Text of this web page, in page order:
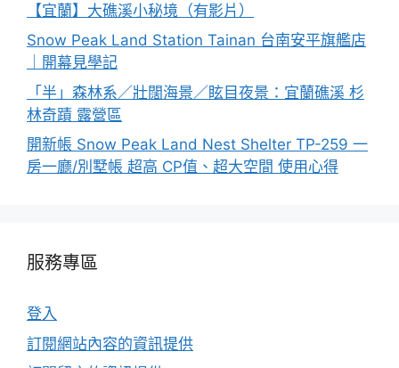
【宜蘭】大礁溪小秘境（有影片）
Snow Peak Land Station Tainan 台南安平旗艦店
｜開幕見學記
「半」森林系／壯闊海景／眩目夜景：宜蘭礁溪 杉
林奇蹟 露營區
開新帳 Snow Peak Land Nest Shelter TP-259 一
房一廳/別墅帳 超高 CP值、超大空間 使用心得
服務專區
登入
訂閱網站內容的資訊提供